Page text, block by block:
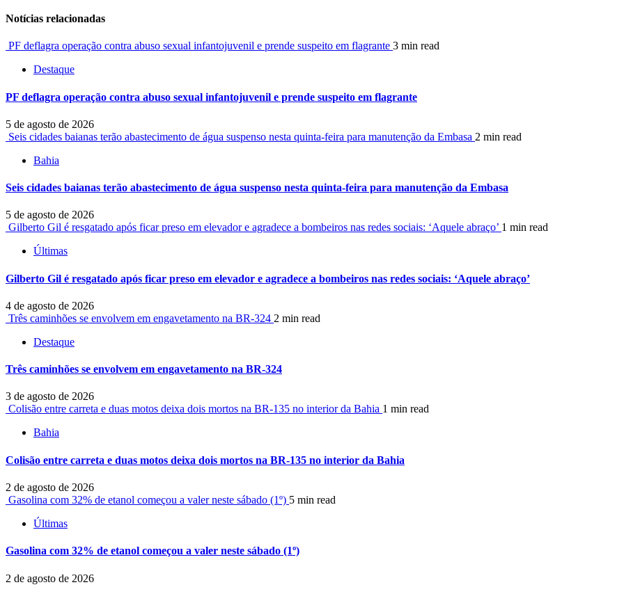
notícias
Notícias relacionadas
PF deflagra operação contra abuso sexual infantojuvenil e prende suspeito em flagrante 3 min read
Destaque
PF deflagra operação contra abuso sexual infantojuvenil e prende suspeito em flagrante
5 de agosto de 2026
Seis cidades baianas terão abastecimento de água suspenso nesta quinta-feira para manutenção da Embasa 2 min read
Bahia
Seis cidades baianas terão abastecimento de água suspenso nesta quinta-feira para manutenção da Embasa
5 de agosto de 2026
Gilberto Gil é resgatado após ficar preso em elevador e agradece a bombeiros nas redes sociais: ‘Aquele abraço’ 1 min read
Últimas
Gilberto Gil é resgatado após ficar preso em elevador e agradece a bombeiros nas redes sociais: ‘Aquele abraço’
4 de agosto de 2026
Três caminhões se envolvem em engavetamento na BR-324 2 min read
Destaque
Três caminhões se envolvem em engavetamento na BR-324
3 de agosto de 2026
Colisão entre carreta e duas motos deixa dois mortos na BR-135 no interior da Bahia 1 min read
Bahia
Colisão entre carreta e duas motos deixa dois mortos na BR-135 no interior da Bahia
2 de agosto de 2026
Gasolina com 32% de etanol começou a valer neste sábado (1º) 5 min read
Últimas
Gasolina com 32% de etanol começou a valer neste sábado (1º)
2 de agosto de 2026